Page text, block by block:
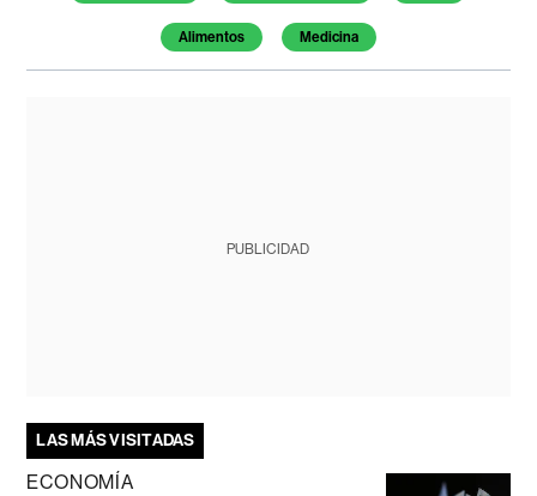
Alimentos Medicina
PUBLICIDAD
LAS MÁS VISITADAS
ECONOMÍA